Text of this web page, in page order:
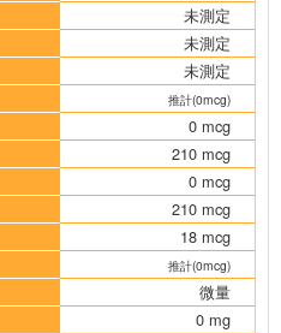
未測定
未測定
未測定
推計(0mcg)
0 mcg
210 mcg
0 mcg
210 mcg
18 mcg
推計(0mcg)
微量
0 mg